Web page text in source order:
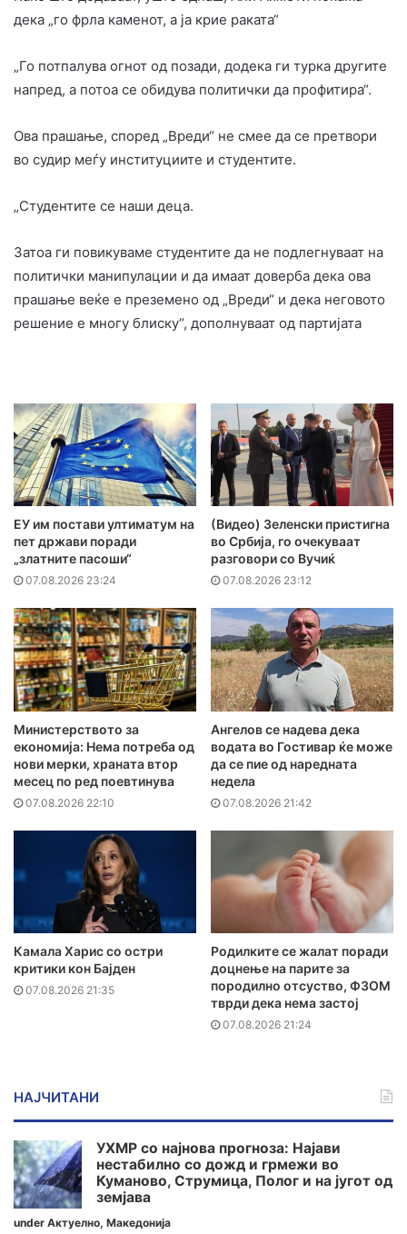
дека „го фрла каменот, а ја крие раката“
„Го потпалува огнот од позади, додека ги турка другите
напред, а потоа се обидува политички да профитира“.
Ова прашање, според „Вреди“ не смее да се претвори
во судир меѓу институциите и студентите.
„Студентите се наши деца.
Затоа ги повикуваме студентите да не подлегнуваат на
политички манипулации и да имаат доверба дека ова
прашање веќе е преземено од „Вреди“ и дека неговото
решение е многу блиску“, дополнуваат од партијата
ЕУ им постави ултиматум на
пет држави поради
„златните пасоши“
07.08.2026 23:24
(Видео) Зеленски пристигна
во Србија, го очекуваат
разговори со Вучиќ
07.08.2026 23:12
Министерството за
економија: Нема потреба од
нови мерки, храната втор
месец по ред поевтинува
07.08.2026 22:10
Ангелов се надева дека
водата во Гостивар ќе може
да се пие од наредната
недела
07.08.2026 21:42
Камала Харис со остри
критики кон Бајден
07.08.2026 21:35
Родилките се жалат поради
доцнење на парите за
породилно отсуство, ФЗОМ
тврди дека нема застој
07.08.2026 21:24
НАЈЧИТАНИ
УХМР со најнова прогноза: Најави
нестабилно со дожд и грмежи во
Куманово, Струмица, Полог и на југот од
земјава
under Актуелно, Македонија